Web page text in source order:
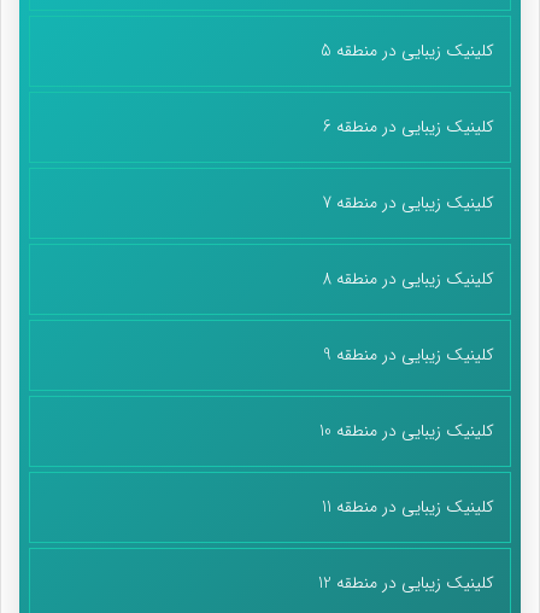
کلینیک زیبایی در منطقه 5
کلینیک زیبایی در منطقه 6
کلینیک زیبایی در منطقه 7
کلینیک زیبایی در منطقه 8
کلینیک زیبایی در منطقه 9
کلینیک زیبایی در منطقه 10
کلینیک زیبایی در منطقه 11
کلینیک زیبایی در منطقه 12